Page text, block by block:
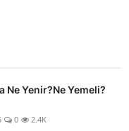
Ne Yenir?Ne Yemeli?
0 2.4K